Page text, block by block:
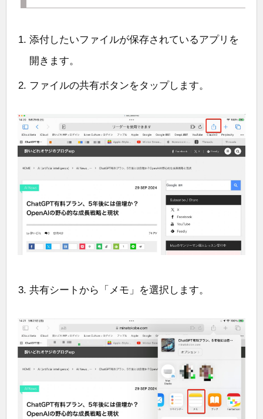
添付したいファイルが保存されているアプリを
開きます。
ファイルの共有ボタンをタップします。
共有シートから「メモ」を選択します。